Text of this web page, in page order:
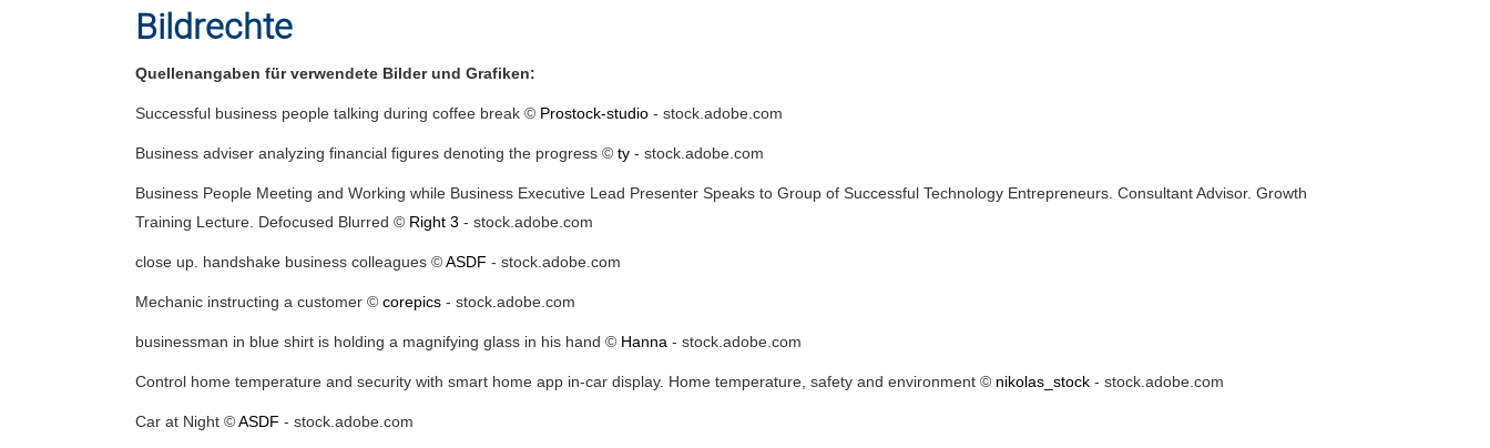
Bildrechte
Quellenangaben für verwendete Bilder und Grafiken:
Successful business people talking during coffee break © Prostock-studio - stock.adobe.com
Business adviser analyzing financial figures denoting the progress © ty - stock.adobe.com
Business People Meeting and Working while Business Executive Lead Presenter Speaks to Group of Successful Technology Entrepreneurs. Consultant Advisor. Growth
Training Lecture. Defocused Blurred © Right 3 - stock.adobe.com
close up. handshake business colleagues ©ASDF - stock.adobe.com
Mechanic instructing a customer © corepics - stock.adobe.com
businessman in blue shirt is holding a magnifying glass in his hand © Hanna - stock.adobe.com
Control home temperature and security with smart home app in-car display. Home temperature, safety and environment © nikolas_stock - stock.adobe.com
Car at Night ©ASDF - stock.adobe.com